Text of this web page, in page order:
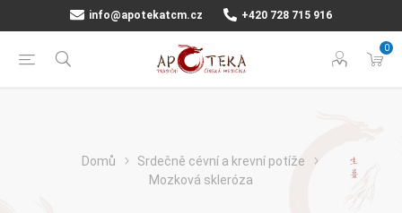
info@apotekatcm.cz +420 728 715 916
0
Domů
Srdečně cévní a krevní potíže
Mozková skleróza